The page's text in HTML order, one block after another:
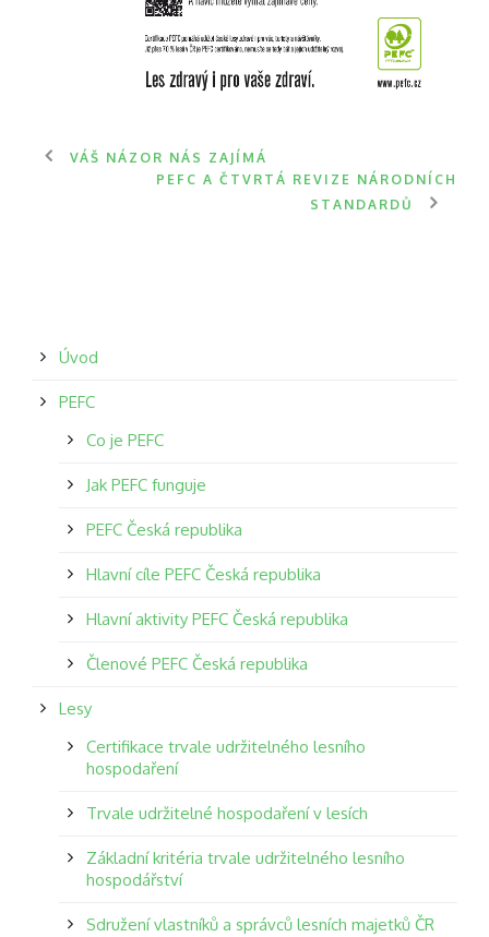
VÁŠ NÁZOR NÁS ZAJÍMÁ
PEFC A ČTVRTÁ REVIZE NÁRODNÍCH
STANDARDŮ
Úvod
PEFC
Co je PEFC
Jak PEFC funguje
PEFC Česká republika
Hlavní cíle PEFC Česká republika
Hlavní aktivity PEFC Česká republika
Členové PEFC Česká republika
Lesy
Certifikace trvale udržitelného lesního
hospodaření
Trvale udržitelné hospodaření v lesích
Základní kritéria trvale udržitelného lesního
hospodářství
Sdružení vlastníků a správců lesních majetků ČR